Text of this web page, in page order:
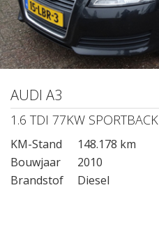
AUDI A3
1.6 TDI 77KW SPORTBACK
KM-Stand
148.178 km
Bouwjaar
2010
Brandstof
Diesel